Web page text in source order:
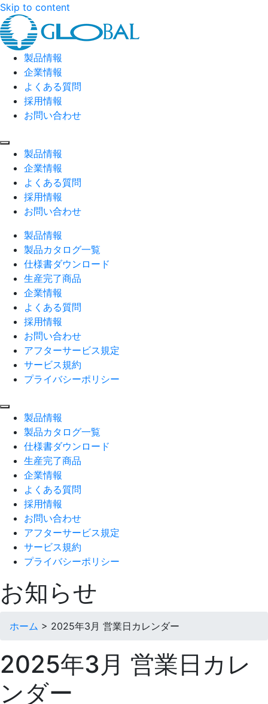
Skip to content
製品情報
企業情報
よくある質問
採用情報
お問い合わせ
製品情報
企業情報
よくある質問
採用情報
お問い合わせ
製品情報
製品カタログ一覧
仕様書ダウンロード
生産完了商品
企業情報
よくある質問
採用情報
お問い合わせ
アフターサービス規定
サービス規約
プライバシーポリシー
製品情報
製品カタログ一覧
仕様書ダウンロード
生産完了商品
企業情報
よくある質問
採用情報
お問い合わせ
アフターサービス規定
サービス規約
プライバシーポリシー
お知らせ
ホーム > 2025年3月 営業日カレンダー
2025年3月 営業日カレ
ンダー